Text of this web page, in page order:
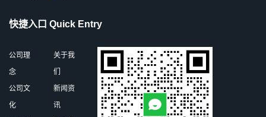
快捷入口 Quick Entry
公司理
念
公司文
化
关于我
们
新闻资
讯